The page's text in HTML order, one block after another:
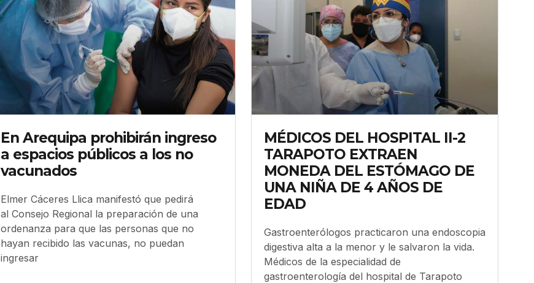
En Arequipa prohibirán ingreso
a espacios públicos a los no
vacunados
Elmer Cáceres Llica manifestó que pedirá
al Consejo Regional la preparación de una
ordenanza para que las personas que no
hayan recibido las vacunas, no puedan
ingresar
MÉDICOS DEL HOSPITAL II-2
TARAPOTO EXTRAEN
MONEDA DEL ESTÓMAGO DE
UNA NIÑA DE 4 AÑOS DE
EDAD
Gastroenterólogos practicaron una endoscopia
digestiva alta a la menor y le salvaron la vida.
Médicos de la especialidad de
gastroenterología del hospital de Tarapoto